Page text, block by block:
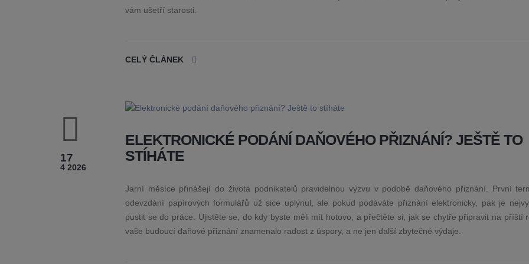
vám ušetří starosti.
CELÝ ČLÁNEK
17
4 2026
ELEKTRONICKÉ PODÁNÍ DAŇOVÉHO PŘIZNÁNÍ? JEŠTĚ TO
STÍHÁTE
Jarní měsíce přinášejí do života podnikatelů pravidelnou výzvu v podobě daňového přiznání. První
odevzdání papírových formulářů už sice uplynul, ale pokud podáváte přiznání elektronicky, pak je
pustit se do práce. Ujistěte se, do kdy byste měli mít hotovo, a přečtěte si, jak se chytře připravit na příští
vaše budoucí daňové přiznání znamenalo radost z úspory, a ne jen další zbytečné výdaje.